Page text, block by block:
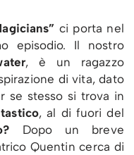
ci porta nel
episodio. Il nostro
, è un ragazzo
di vita, dato
se stesso si trova in
, al di fuori del
Dopo un breve
Quentin cerca di